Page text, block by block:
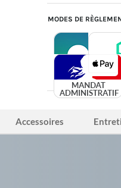
MODES DE
Accessoires